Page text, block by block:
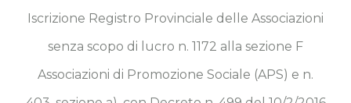
Iscrizione Registro Provinciale delle Associazioni
senza scopo di lucro n. 1172 alla sezione F
Associazioni di Promozione Sociale (APS) e n.